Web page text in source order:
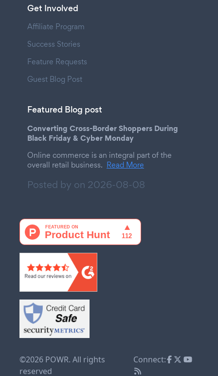
Get Involved
Affiliate Program
Success Stories
Feature Requests
Guest Blog Post
Featured Blog post
Converting Cross-Border Shoppers During
Black Friday & Cyber Monday
Online commerce is an integral part of the
overall retail business. Read More
Posted by on 2026-08-08
©2026 POWR. All rights
reserved
Connect: